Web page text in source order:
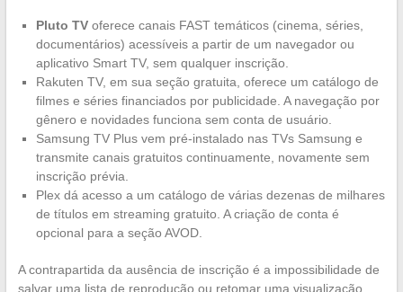
Pluto TVoferece canais FAST temáticos (cinema, séries,
documentários) acessíveis a partir de um navegador ou
aplicativo Smart TV, sem qualquer inscrição.
Rakuten TV, em sua seção gratuita, oferece um catálogo de
filmes e séries financiados por publicidade. A navegação por
gênero e novidades funciona sem conta de usuário.
Samsung TV Plus vem pré-instalado nas TVs Samsung e
transmite canais gratuitos continuamente, novamente sem
inscrição prévia.
Plex dá acesso a um catálogo de várias dezenas de milhares
de títulos em streaming gratuito. A criação de conta é
opcional para a seção AVOD.
A contrapartida da ausência de inscrição é a impossibilidade de
salvar uma lista de reprodução ou retomar uma visualização